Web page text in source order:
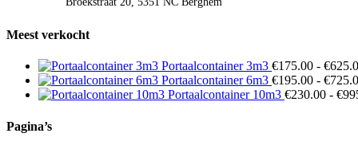
Meest verkocht
Portaalcontainer 3m3 €175.00 - €
Portaalcontainer 6m3 €195.00 - €
Portaalcontainer 10m3 €230.00 - €
Pagina’s